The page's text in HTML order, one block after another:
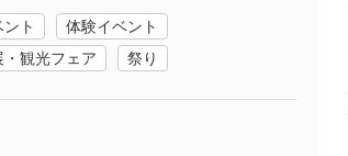
ト
体験イベント
・観光フェア
祭り